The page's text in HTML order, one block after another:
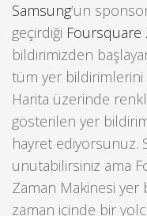
Samsung‘un
geçirdiği Foursquare
bildirimizden
tüm yer
Harita üzerinde
gösterilen yer
hayret ediyorsunuz.
unutabilirsiniz ama
Zaman Makinesi
zaman içinde bir